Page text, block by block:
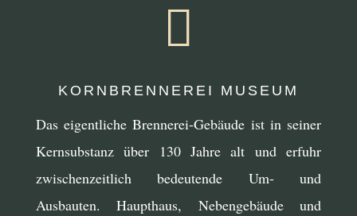

KORNBRENNEREI MUSEUM
Das eigentliche Brennerei-Gebäude ist in seiner
Kernsubstanz über 130 Jahre alt und erfuhr
zwischenzeitlich bedeutende Um- und
Ausbauten. Haupthaus, Nebengebäude und